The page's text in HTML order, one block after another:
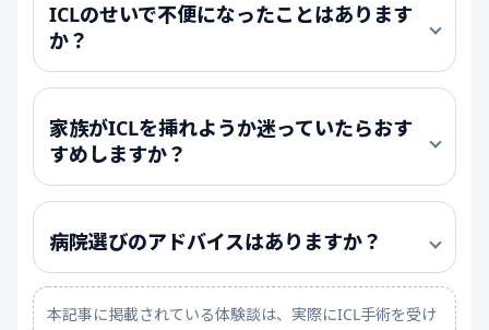
ICLのせいで不便になったことはあります
か？
家族がICLを挿れようか迷っていたらおす
すめしますか？
病院選びのアドバイスはありますか？
本記事に掲載されている体験談は、実際にICL手術を受け